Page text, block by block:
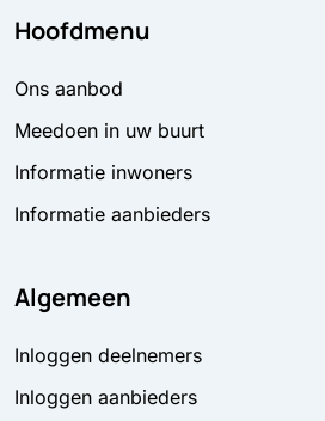
Hoofdmenu
Ons aanbod
Meedoen in uw buurt
Informatie inwoners
Informatie aanbieders
Algemeen
Inloggen deelnemers
Inloggen aanbieders